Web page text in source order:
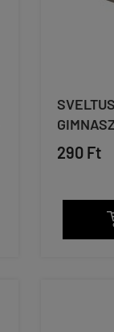
290 Ft